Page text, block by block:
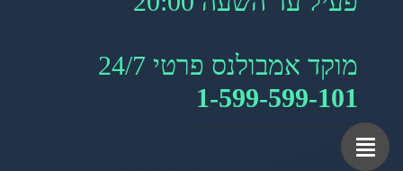
מוקד אמבולנס פרטי 24/7
1-599-599-101